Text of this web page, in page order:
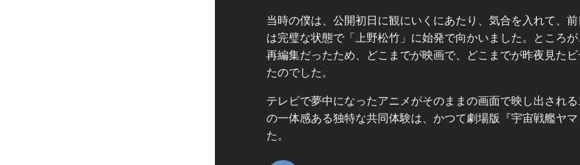
当時の僕は、公開初日に観にいくにあたり、気合を入れて、
は完璧な状態で「上野松竹」に始発で向かいました。ところ
再編集だったため、どこまでが映画で、どこまでが昨夜見た
たのでした。
テレビで夢中になったアニメがそのままの画面で映し出され
の一体感ある独特な共同体験は、かつて劇場版『宇宙戦艦ヤ
た。